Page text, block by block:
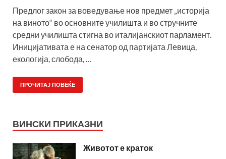
Предлог закон за воведување нов предмет „историја
на виното“ во основните училишта и во стручните
средни училишта стигна во италијанскиот парламент.
Иницијативата е на сенатор од партијата Левица,
екологија, слобода, …
ПРОЧИТАЈ ПОВЕЌЕ
ВИНСКИ ПРИКАЗНИ
Животот е краток